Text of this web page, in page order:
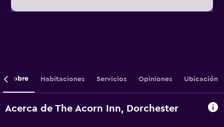
Sobre Habitaciones Servicios Opiniones Ubicación
Acerca de The Acorn Inn, Dorchester